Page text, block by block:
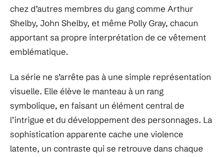
chez d’autres membres du gang comme Arthur
Shelby, John Shelby, et même Polly Gray, chacun
apportant sa propre interprétation de ce vêtement
emblématique.
La série ne s’arrête pas à une simple représentation
visuelle. Elle élève le manteau à un rang
symbolique, en faisant un élément central de
l’intrigue et du développement des personnages. La
sophistication apparente cache une violence
latente, un contraste qui se retrouve dans chaque